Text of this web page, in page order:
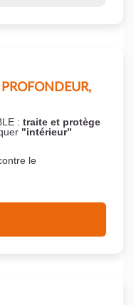
: traite et protège
"intérieur"
le